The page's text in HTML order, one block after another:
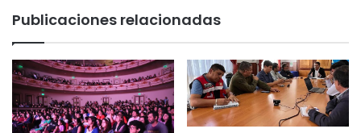
Publicaciones relacionadas